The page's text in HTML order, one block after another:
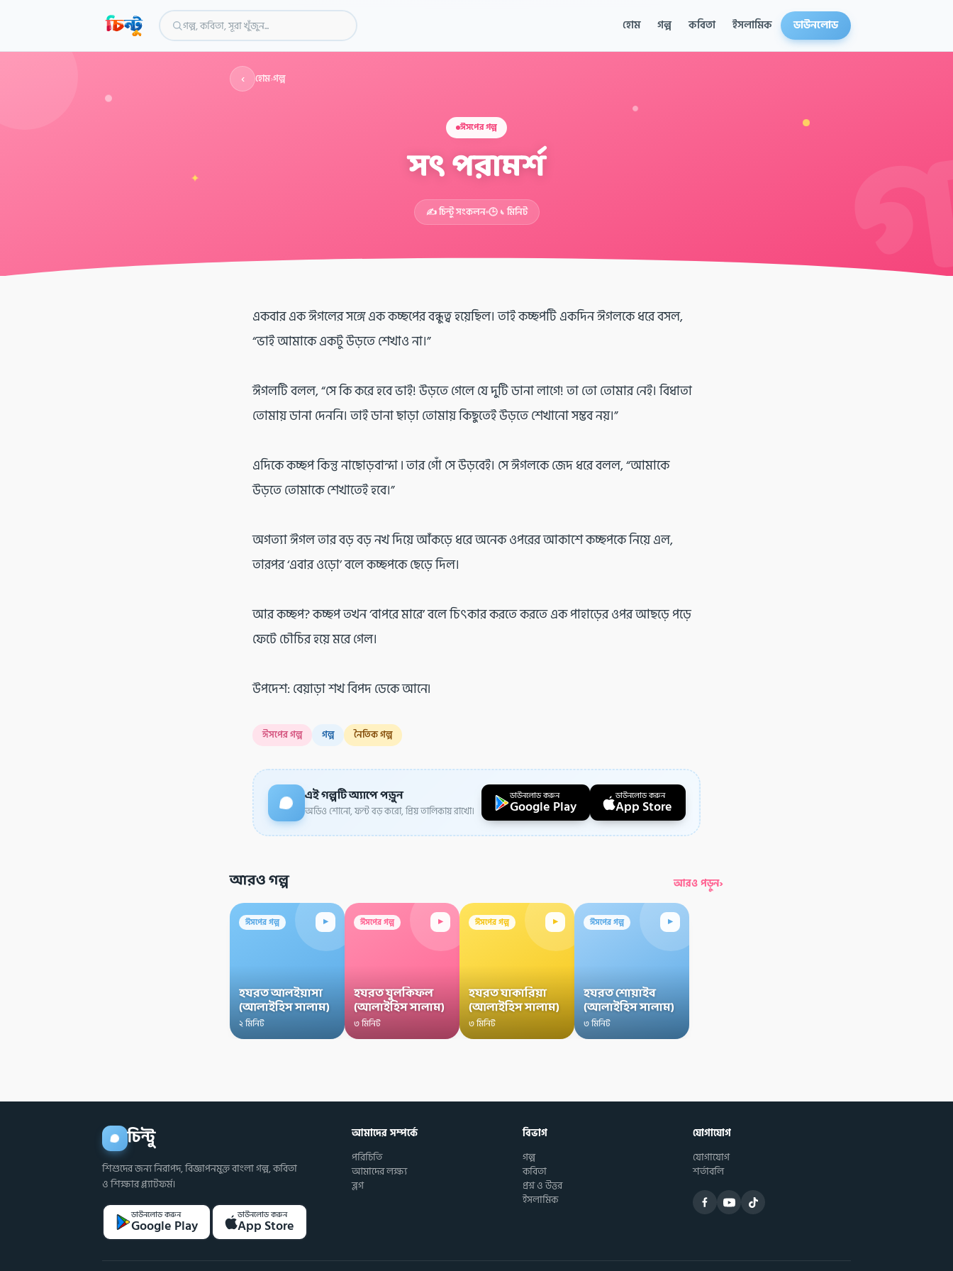
গল্প, কবিতা, সূরা খুঁজুন... হোম গল্প কবিতা ইসলামিক ডাউনলোড
✦
‹ হোম›গল্প
ঈসপের গল্প
সৎ পরামর্শ
✍️ চিন্টু সংকলন 🕒 ১ মিনিট
একবার এক ঈগলের সঙ্গে এক কচ্ছপের বন্ধুত্ব হয়েছিল। তাই কচ্ছপটি একদিন ঈগলকে ধরে বসল,
“ভাই আমাকে একটু উড়তে শেখাও না।”
ঈগলটি বলল, “সে কি করে হবে ভাই! উড়তে গেলে যে দুটি ডানা লাগে! তা তো তোমার নেই। বিধাতা
তোমায় ডানা দেননি। তাই ডানা ছাড়া তোমায় কিছুতেই উড়তে শেখানো সম্ভব নয়।”
এদিকে কচ্ছপ কিন্তু নাছোড়বান্দা ৷ তার গোঁ সে উড়বেই। সে ঈগলকে জেদ ধরে বলল, “আমাকে
উড়তে তোমাকে শেখাতেই হবে।”
অগত্যা ঈগল তার বড় বড় নখ দিয়ে আঁকড়ে ধরে অনেক ওপরের আকাশে কচ্ছপকে নিয়ে এল,
তারপর ‘এবার ওড়ো’ বলে কচ্ছপকে ছেড়ে দিল।
আর কচ্ছপ? কচ্ছপ তখন ‘বাপরে মারে’ বলে চিৎকার করতে করতে এক পাহাড়ের ওপর আছড়ে পড়ে
ফেটে চৌচির হয়ে মরে গেল।
উপদেশ: বেয়াড়া শখ বিপদ ডেকে আনে৷
ঈসপের গল্প গল্প নৈতিক গল্প
এই গল্পটি অ্যাপে পড়ুন
অডিও শোনো, ফন্ট বড় করো, প্রিয় তালিকায় রাখো।
ডাউনলোড করুন
Google Play
ডাউনলোড করুন
App Store
আরও গল্প আরও পড়ুন›
ঈসপের গল্প ▸
হযরত আলইয়াসা
(আলাইহিস সালাম)
২ মিনিট
ঈসপের গল্প ▸
হযরত যুলকিফল
(আলাইহিস সালাম)
৩ মিনিট
ঈসপের গল্প ▸
হযরত যাকারিয়া
(আলাইহিস সালাম)
৩ মিনিট
ঈসপের গল্প ▸
হযরত শোয়াইব
(আলাইহিস সালাম)
৩ মিনিট
চিন্টু
শিশুদের জন্য নিরাপদ, বিজ্ঞাপনমুক্ত বাংলা গল্প, কবিতা
ও শিক্ষার প্ল্যাটফর্ম।
ডাউনলোড করুন
Google Play
ডাউনলোড করুন
App Store
আমাদের সম্পর্কে
পরিচিতি
আমাদের লক্ষ্য
ব্লগ
বিভাগ
গল্প
কবিতা
প্রশ্ন ও উত্তর
ইসলামিক
যোগাযোগ
যোগাযোগ
শর্তাবলি